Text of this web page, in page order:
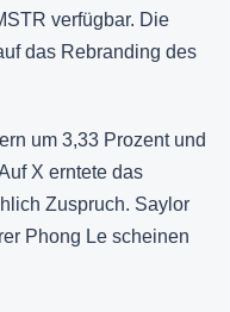
verfügbar. Die
das Rebranding des
um 3,33 Prozent und
X erntete das
Zuspruch. Saylor
Phong Le scheinen